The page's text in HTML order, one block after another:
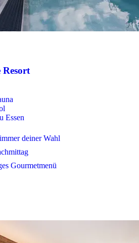
Essen
deiner Wahl
Gourmetmenü